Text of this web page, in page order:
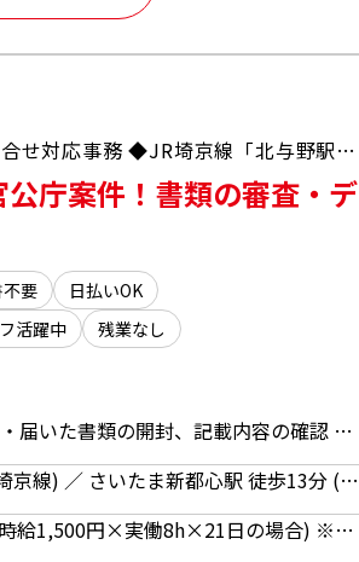
＼働きやすい土日祝日定休日♪／ ◆申請書類の審査・問合せ対応事務 ◆JR埼京線「北与野駅」から徒歩3分
公庁案件！書類の審査・デ
要
日払いOK
活躍中
残業なし
＼官公庁申請書類のチェック・問合せ事務／ ・届いた書類の開封、記載内容の確認 ・内容のシステム入力、スキャニング ・記載漏れがあった際の確認連絡 ・書類の書き方などについての問合せ対応 例： 「申請の進捗が知りたい」「申請方法が分からない」など （質問に対してのマニュアルあり） ◆予定が立てやすい土日祝日定休日♪ ◆残業ナシでの17：20終了でアフターも充実！
埼玉県 さいたま市中央区 北与野駅 徒歩3分 (埼京線) ／ さいたま新都心駅 徒歩13分 (京浜東北線、宇都宮線、高崎線)
時給1500円 【月額例】25万2000円+交通費 (時給1,500円×実働8h×21日の場合) ※月額例は一例であり、保証するものではありません。 ■日払いOK（所定労働時間の80％迄） ■給与は月1回の銀行振込となりますが、「JOBPAY（ジョブペイ）」の利用で就業当日に給料相当額の一部をセブン銀行や三菱UFJ銀行、コンビニ等のATMから受け取る事が可能です！※受取タイミングは自由だから週1回や月2回などの使い方もOK！ ◎『JOBPAY』はマイページにてカード発行手続き完了後より利用可能です♪ ⇒詳しくはお仕事紹介時に担当者までご相談ください